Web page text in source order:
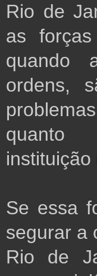
Rio de
as
quando
ordens,
quanto
instituição
Se essa
segurar a
Rio de